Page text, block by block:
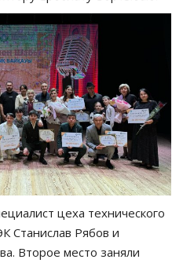
цеха технического
Станислав Рябов и
Второе место заняли